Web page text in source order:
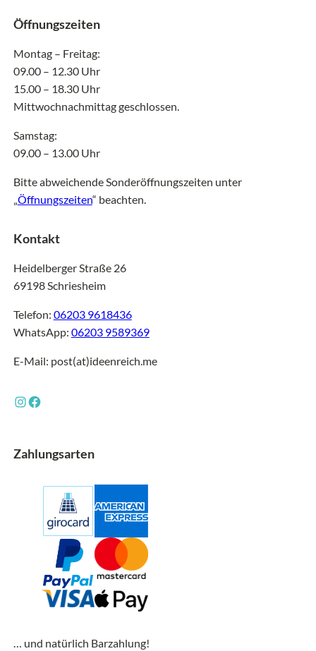
Öffnungszeiten
Montag – Freitag:
09.00 – 12.30 Uhr
15.00 – 18.30 Uhr
Mittwochnachmittag geschlossen.
Samstag:
09.00 – 13.00 Uhr
Bitte abweichende Sonderöffnungszeiten unter
Öffnungszeiten“ beachten.
Kontakt
Heidelberger Straße 26
69198 Schriesheim
Telefon: 06203 9618436
WhatsApp: 06203 9589369
E-Mail: post(at)ideenreich.me
InstagramFacebook
Zahlungsarten
… und natürlich Barzahlung!